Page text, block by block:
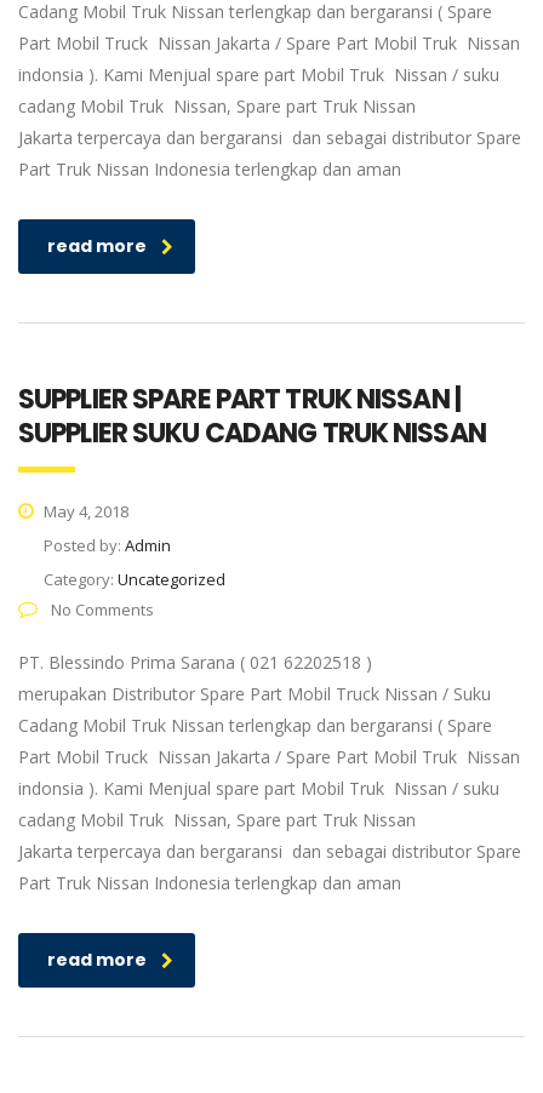
Cadang Mobil Truk Nissan terlengkap dan bergaransi ( Spare
Part Mobil Truck Nissan Jakarta / Spare Part Mobil Truk Nissan
indonsia ). Kami Menjual spare part Mobil Truk Nissan / suku
cadang Mobil Truk Nissan, Spare part Truk Nissan
Jakarta terpercaya dan bergaransi dan sebagai distributor Spare
Part Truk Nissan Indonesia terlengkap dan aman
read more
SUPPLIER SPARE PART TRUK NISSAN |
SUPPLIER SUKU CADANG TRUK NISSAN
May 4, 2018
Posted by: Admin
Category: Uncategorized
No Comments
PT. Blessindo Prima Sarana ( 021 62202518 )
merupakan Distributor Spare Part Mobil Truck Nissan / Suku
Cadang Mobil Truk Nissan terlengkap dan bergaransi ( Spare
Part Mobil Truck Nissan Jakarta / Spare Part Mobil Truk Nissan
indonsia ). Kami Menjual spare part Mobil Truk Nissan / suku
cadang Mobil Truk Nissan, Spare part Truk Nissan
Jakarta terpercaya dan bergaransi dan sebagai distributor Spare
Part Truk Nissan Indonesia terlengkap dan aman
read more